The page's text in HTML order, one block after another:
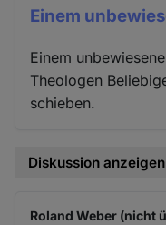
Einem
Einem
Theologen
schieben.
Diskussion anzeigen
Roland Weber (nicht